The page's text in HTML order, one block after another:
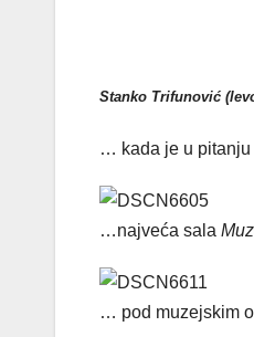
Stanko Trifunović
… kada je u
…najveća sala
… pod muzejskim